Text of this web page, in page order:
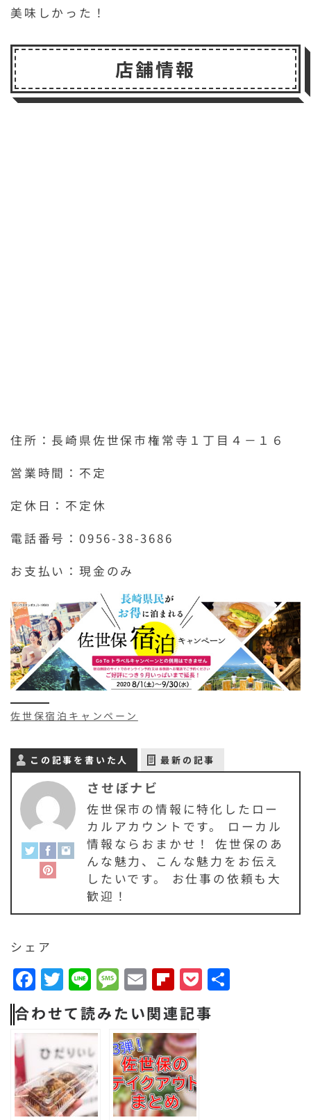
美味しかった！
店舗情報
住所：長崎県佐世保市権常寺１丁目４－１６
営業時間：不定
定休日：不定休
電話番号：0956-38-3686
お支払い：現金のみ
佐世保宿泊キャンペーン
この記事を書いた人 最新の記事
させぼナビ
佐世保市の情報に特化したロー
カルアカウントです。 ローカル
情報ならおまかせ！ 佐世保のあ
んな魅力、こんな魅力をお伝え
したいです。 お仕事の依頼も大
歓迎！
シェア
F
a
c
e
b
o
o
T
w
it
t
e
r
Li
n
e
M
e
s
s
a
g
e
E
m
a
il
F
li
p
b
o
a
r
P
o
c
合わせて読みたい関連記事